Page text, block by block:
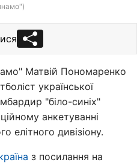
Матвій Пономаренко
української
"біло-синіх"
анкетуванні
елітного дивізіону.
з посилання на